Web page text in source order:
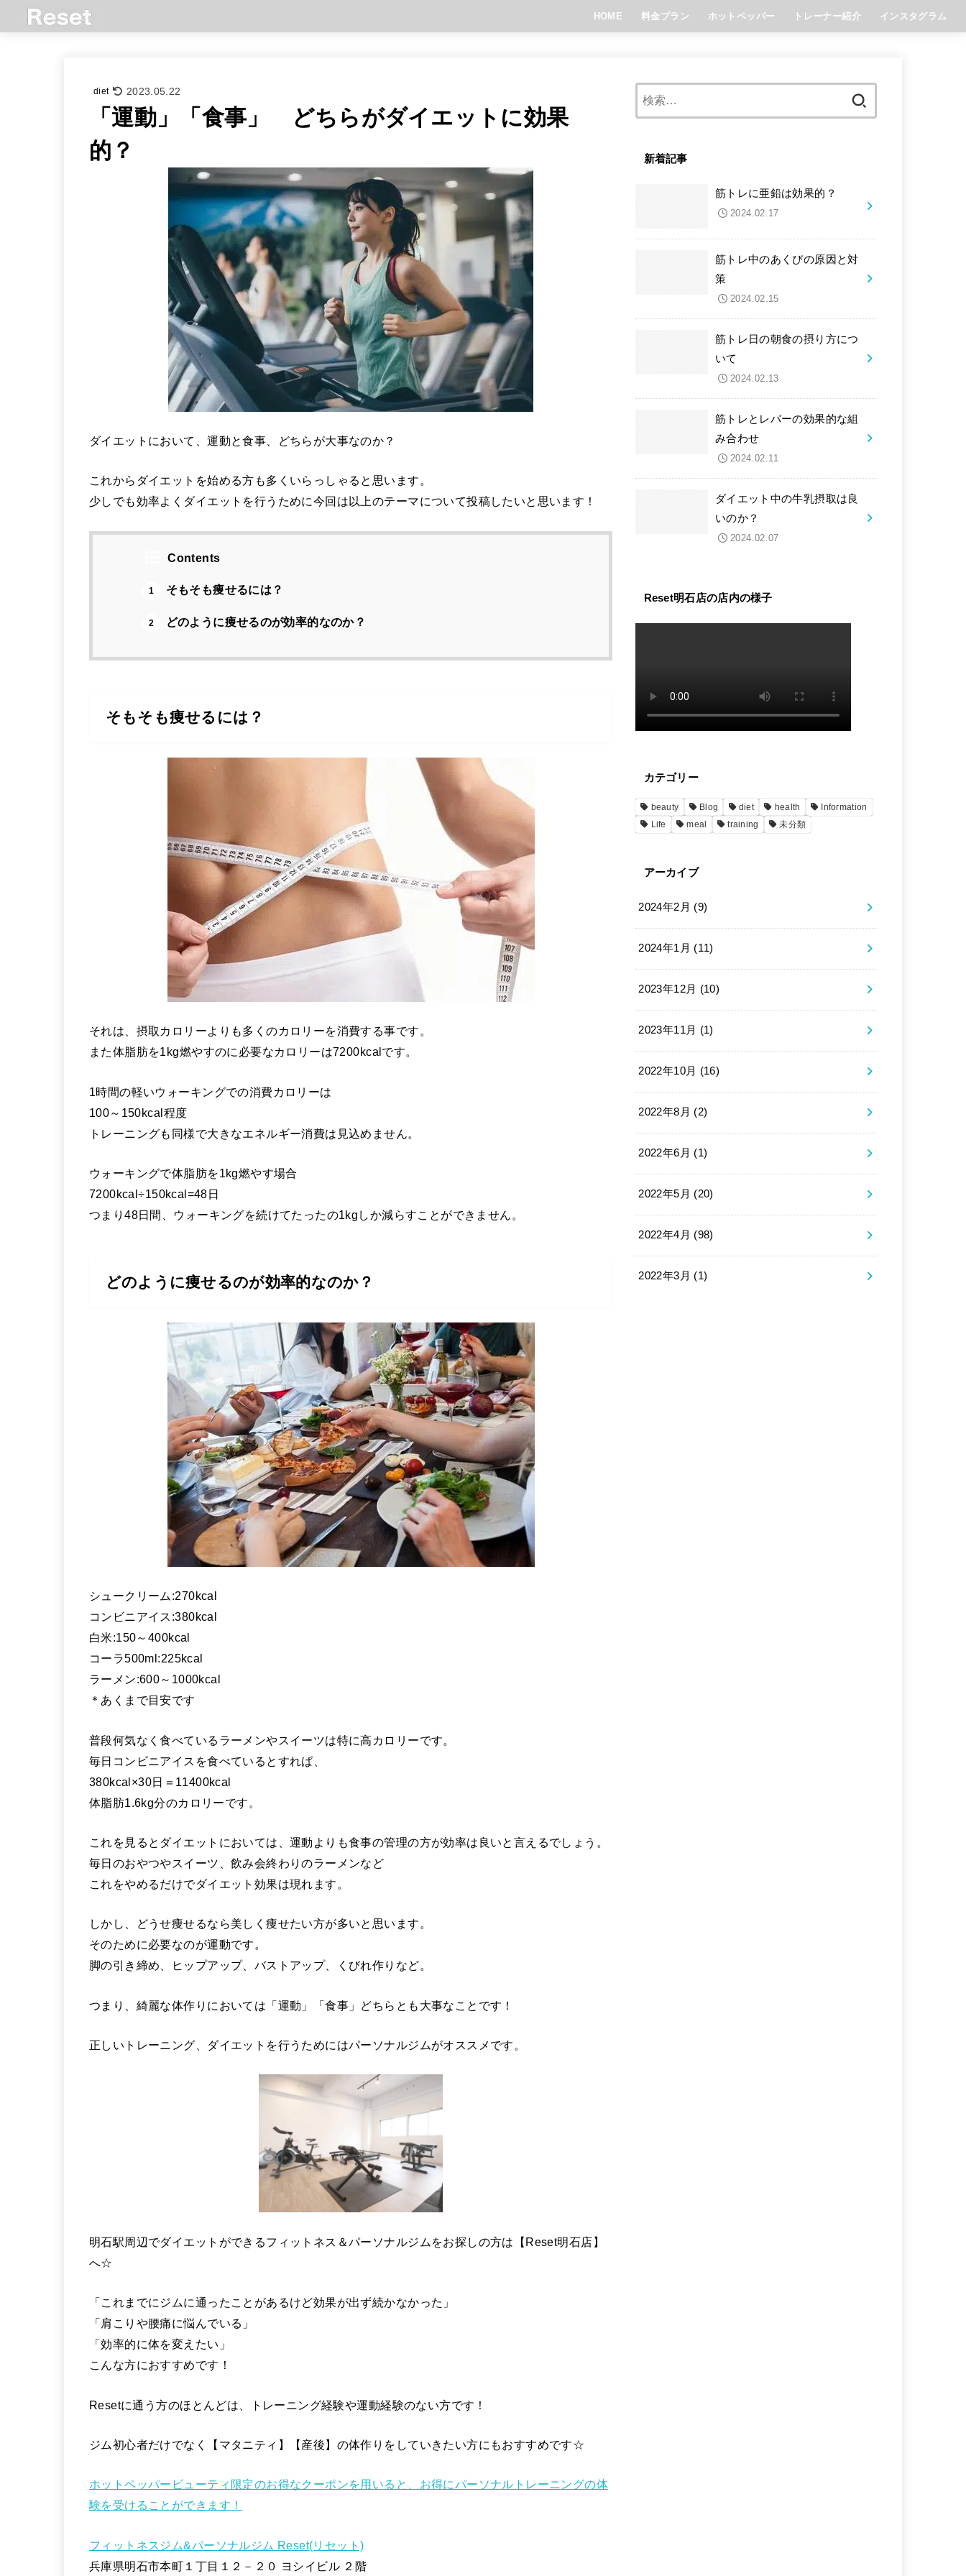
HOME 料金プラン ホットペッパー トレーナー紹介 インスタグラム
diet 2023.05.22
「運動」「食事」 どちらがダイエットに効果
的？
ダイエットにおいて、運動と食事、どちらが大事なのか？
これからダイエットを始める方も多くいらっしゃると思います。
少しでも効率よくダイエットを行うために今回は以上のテーマについて投稿したいと思います！
Contents
1 そもそも痩せるには？
2 どのように痩せるのが効率的なのか？
そもそも痩せるには？
それは、摂取カロリーよりも多くのカロリーを消費する事です。
また体脂肪を1kg燃やすのに必要なカロリーは7200kcalです。
1時間の軽いウォーキングでの消費カロリーは
100～150kcal程度
トレーニングも同様で大きなエネルギー消費は見込めません。
ウォーキングで体脂肪を1kg燃やす場合
7200kcal÷150kcal=48日
つまり48日間、ウォーキングを続けてたったの1kgしか減らすことができません。
どのように痩せるのが効率的なのか？
シュークリーム:270kcal
コンビニアイス:380kcal
白米:150～400kcal
コーラ500ml:225kcal
ラーメン:600～1000kcal
＊あくまで目安です
普段何気なく食べているラーメンやスイーツは特に高カロリーです。
毎日コンビニアイスを食べているとすれば、
380kcal×30日＝11400kcal
体脂肪1.6kg分のカロリーです。
これを見るとダイエットにおいては、運動よりも食事の管理の方が効率は良いと言えるでしょう。
毎日のおやつやスイーツ、飲み会終わりのラーメンなど
これをやめるだけでダイエット効果は現れます。
しかし、どうせ痩せるなら美しく痩せたい方が多いと思います。
そのために必要なのが運動です。
脚の引き締め、ヒップアップ、バストアップ、くびれ作りなど。
つまり、綺麗な体作りにおいては「運動」「食事」どちらとも大事なことです！
正しいトレーニング、ダイエットを行うためにはパーソナルジムがオススメです。
明石駅周辺でダイエットができるフィットネス＆パーソナルジムをお探しの方は【Reset明石店】
へ☆
「これまでにジムに通ったことがあるけど効果が出ず続かなかった」
「肩こりや腰痛に悩んでいる」
「効率的に体を変えたい」
こんな方におすすめです！
Resetに通う方のほとんどは、トレーニング経験や運動経験のない方です！
ジム初心者だけでなく【マタニティ】【産後】の体作りをしていきたい方にもおすすめです☆
ホットペッパービューティ限定のお得なクーポンを用いると、お得にパーソナルトレーニングの体
験を受けることができます！
フィットネスジム&パーソナルジム Reset(リセット)
兵庫県明石市本町１丁目１２－２０ ヨシイビル ２階
新着記事
筋トレに亜鉛は効果的？
2024.02.17
筋トレ中のあくびの原因と対
策
2024.02.15
筋トレ日の朝食の摂り方につ
いて
2024.02.13
筋トレとレバーの効果的な組
み合わせ
2024.02.11
ダイエット中の牛乳摂取は良
いのか？
2024.02.07
Reset明石店の店内の様子
カテゴリー
beauty Blog diet health
Information
Life
meal training 未分類
アーカイブ
2024年2月 (9)
2024年1月 (11)
2023年12月 (10)
2023年11月 (1)
2022年10月 (16)
2022年8月 (2)
2022年6月 (1)
2022年5月 (20)
2022年4月 (98)
2022年3月 (1)